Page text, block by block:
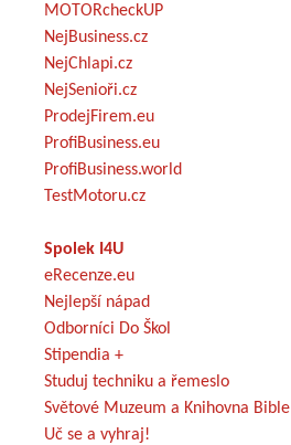
MOTORcheckUP
NejBusiness.cz
NejChlapi.cz
NejSenioři.cz
ProdejFirem.eu
ProfiBusiness.eu
ProfiBusiness.world
TestMotoru.cz
Spolek I4U
eRecenze.eu
Nejlepší nápad
Odborníci Do Škol
Stipendia +
Studuj techniku a řemeslo
Světové Muzeum a Knihovna Bible
Uč se a vyhraj!